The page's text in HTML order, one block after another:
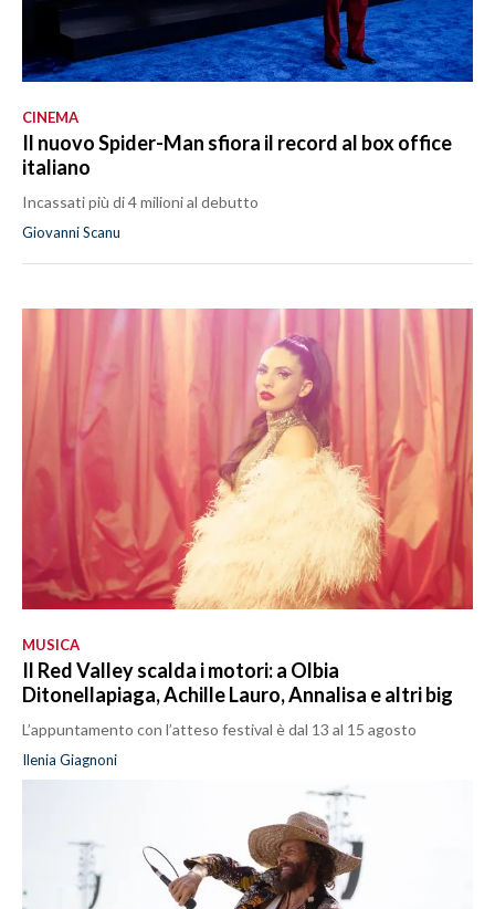
CINEMA
Il nuovo Spider-Man sfiora il record al box office
italiano
Incassati più di 4 milioni al debutto
Giovanni Scanu
MUSICA
Il Red Valley scalda i motori: a Olbia
Ditonellapiaga, Achille Lauro, Annalisa e altri big
L’appuntamento con l’atteso festival è dal 13 al 15 agosto
Ilenia Giagnoni